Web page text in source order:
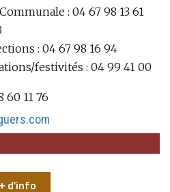
: 04 67 98 13 61
: 04 67 98 16 94
festivités : 04 99 41 00
60 11 76
+ d'info